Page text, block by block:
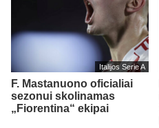
Italijos Serie A
F. Mastanuono oficialiai
sezonui skolinamas
„Fiorentina“ ekipai